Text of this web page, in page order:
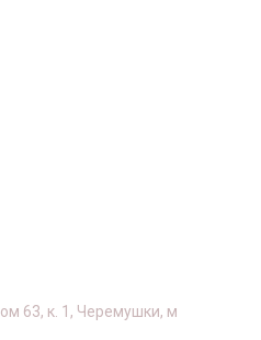
63, к. 1, Черемушки, м